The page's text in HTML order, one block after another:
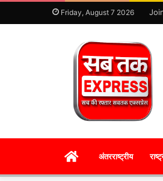
Friday, August 7 2026
HOMEअंतरराष्ट्रीय